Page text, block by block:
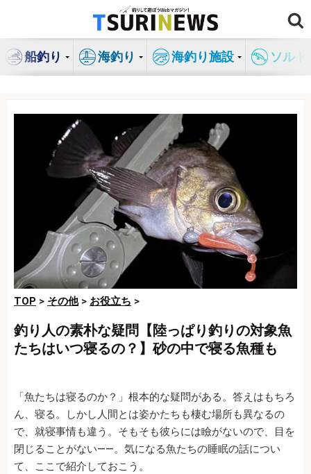
ン
船釣り 海釣り 海釣り施設 ソル
TOP > その他> お役立ち >
釣り人の素朴な疑問【陸っぱり釣りの対象魚
たちはいつ寝るの？】砂の中で寝る魚種も
「魚たちは寝るのか？」根本的な疑問がある。答えはもちろ
ん、寝る。しかし人間とは姿かたちも棲む場所も異なるの
で、就寝事情も違う。そもそも彼らには瞼がないので、目を
閉じることがない――。気になる魚たちの睡眠の話につい
て、ここで紹介しておこう。